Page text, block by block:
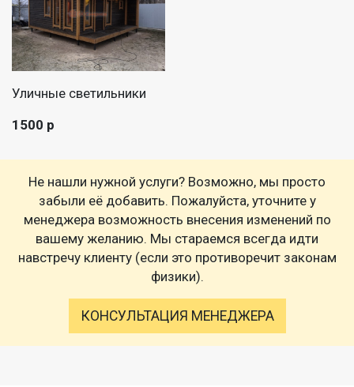
Уличные светильники
1500 р
Не нашли нужной услуги? Возможно, мы просто
забыли её добавить. Пожалуйста, уточните у
менеджера возможность внесения изменений по
вашему желанию. Мы стараемся всегда идти
навстречу клиенту (если это противоречит законам
физики).
КОНСУЛЬТАЦИЯ МЕНЕДЖЕРА